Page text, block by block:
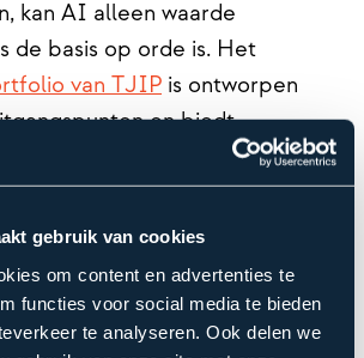
gebruik van cookies
om content en advertenties te
functies voor social media te bieden
te analyseren. Ook delen we
kan AI alleen waarde
de basis op orde is. Het
van TJIP is ontworpen
en biedt
basis voor organisaties
en toekomstbestendig
en toekomstbestendige